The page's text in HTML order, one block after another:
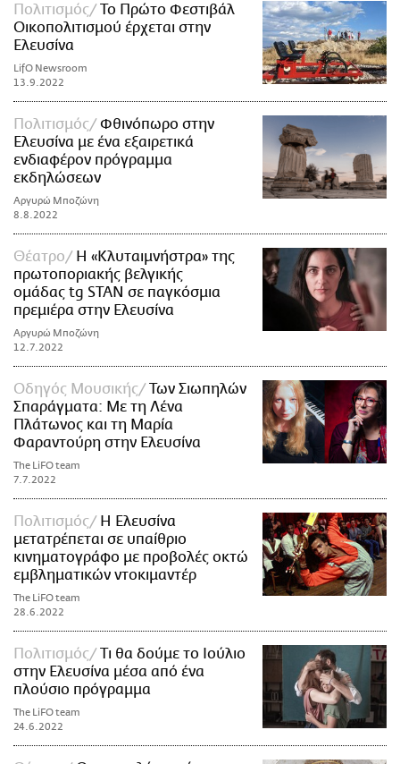
Πολιτισμός
Το Πρώτο Φεστιβάλ
Οικοπολιτισμού έρχεται στην
Ελευσίνα
LifO Newsroom
13.9.2022
Πολιτισμός
Φθινόπωρο στην
Ελευσίνα με ένα εξαιρετικά
ενδιαφέρον πρόγραμμα
εκδηλώσεων
Αργυρώ Μποζώνη
8.8.2022
Θέατρο
Η «Κλυταιμνήστρα» της
πρωτοποριακής βελγικής
ομάδας tg STAN σε παγκόσμια
πρεμιέρα στην Ελευσίνα
Αργυρώ Μποζώνη
12.7.2022
Οδηγός Μουσικής
Των Σιωπηλών
Σπαράγματα: Με τη Λένα
Πλάτωνος και τη Μαρία
Φαραντούρη στην Ελευσίνα
The LiFO team
7.7.2022
Πολιτισμός
Η Ελευσίνα
μετατρέπεται σε υπαίθριο
κινηματογράφο με προβολές οκτώ
εμβληματικών ντοκιμαντέρ
The LiFO team
28.6.2022
Πολιτισμός
Τι θα δούμε το Ιούλιο
στην Ελευσίνα μέσα από ένα
πλούσιο πρόγραμμα
The LiFO team
24.6.2022